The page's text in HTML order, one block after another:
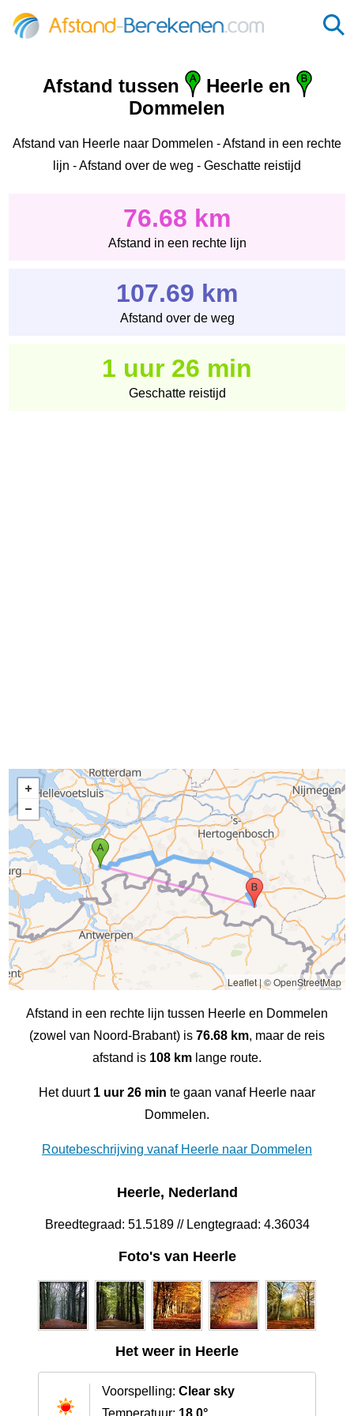
Afstand tussen
Heerle en
Dommelen
Afstand van Heerle naar Dommelen - Afstand in een rechte
lijn - Afstand over de weg - Geschatte reistijd
76.68 km
Afstand in een rechte lijn
107.69 km
Afstand over de weg
1 uur 26 min
Geschatte reistijd
Leaflet|© OpenStreetMap
Afstand in een rechte lijn tussen Heerle en Dommelen
(zowel van Noord-Brabant) is 76.68 km, maar de reis
afstand is 108 km lange route.
Het duurt 1 uur 26 min te gaan vanaf Heerle naar
Dommelen.
Routebeschrijving vanaf Heerle naar Dommelen
Heerle, Nederland
Breedtegraad: 51.5189 // Lengtegraad: 4.36034
Foto's van Heerle
Het weer in Heerle
Voorspelling: Clear sky